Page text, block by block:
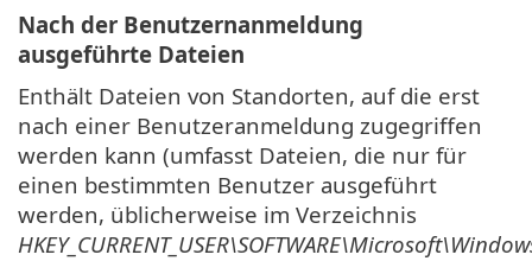
Nach der Benutzernanmeldung
ausgeführte Dateien
Enthält Dateien von Standorten, auf die erst
nach einer Benutzeranmeldung zugegriffen
werden kann (umfasst Dateien, die nur für
einen bestimmten Benutzer ausgeführt
werden, üblicherweise im Verzeichnis